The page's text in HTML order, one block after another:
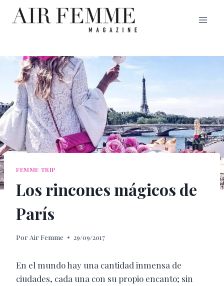
Saltar
FEMME TRIP
Los rincones mágicos de
París
Por Air Femme 29/09/2017
En el mundo hay una cantidad inmensa de
ciudades, cada una con su propio encanto; sin